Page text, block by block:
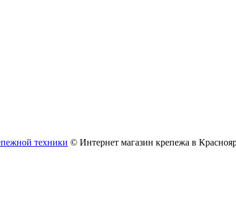
© Интернет магазин крепежа в